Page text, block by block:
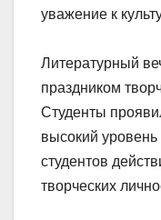
уважение к
Литературный
праздником
Студенты
высокий
студентов
творческих